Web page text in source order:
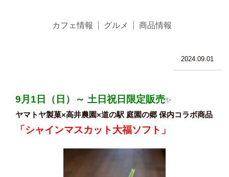
カフェ情報 グルメ 商品情報
2024.09.01
9月1日（日）～ 土日祝日限定販売✨
ヤマトヤ製菓×高井農園×道の駅 庭園の郷 保内コラボ商品
「シャインマスカット大福ソフト」